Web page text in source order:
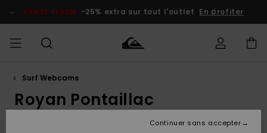
contenuVENTE FLASH -25% extra sur tout l'outlet En profiter
HOMME
Accessoires
Accessoires
Nouveautés
Homme
Shop
Homme
Homme
Nederlands
commande
Surf Webcams
Royan Pontaillac
Continuer sans accepter